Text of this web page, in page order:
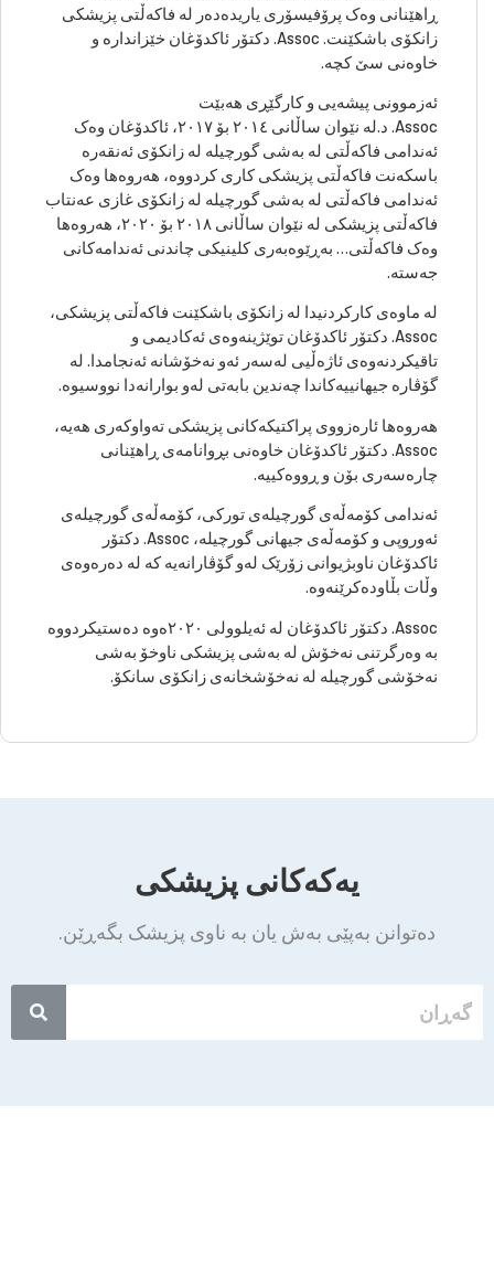
ڕاهێنانی وەک پرۆفیسۆری یاریدەدەر لە فاکەڵتی پزیشکی
زانکۆی باشکێنت. Assoc. دکتۆر ئاکدۆغان خێزاندارە و
خاوەنی سێ کچە.
ئەزموونی پیشەیی و کارگێڕی هەبێت
Assoc. د.لە نێوان ساڵانی ٢٠١٤ بۆ ٢٠١٧، ئاکدۆغان وەک
ئەندامی فاکەڵتی لە بەشی گورچیلە لە زانکۆی ئەنقەرە
باسکەنت فاکەڵتی پزیشکی کاری کردووە، هەروەها وەک
ئەندامی فاکەڵتی لە بەشی گورچیلە لە زانکۆی غازی عەنتاب
فاکەڵتی پزیشکی لە نێوان ساڵانی ٢٠١٨ بۆ ٢٠٢٠، هەروەها
وەک فاکەڵتی… بەڕێوەبەری کلینیکی چاندنی ئەندامەکانی
جەستە.
لە ماوەی کارکردنیدا لە زانکۆی باشکێنت فاکەڵتی پزیشکی،
Assoc. دکتۆر ئاکدۆغان توێژینەوەی ئەکادیمی و
تاقیکردنەوەی ئاژەڵیی لەسەر ئەو نەخۆشانە ئەنجامدا. لە
گۆڤارە جیهانییەکاندا چەندین بابەتی لەو بوارانەدا نووسیوە.
هەروەها ئارەزووی پراکتیکەکانی پزیشکی تەواوکەری هەیە،
Assoc. دکتۆر ئاکدۆغان خاوەنی بڕوانامەی ڕاهێنانی
چارەسەری بۆن و ڕووەکییە.
ئەندامی کۆمەڵەی گورچیلەی تورکی، کۆمەڵەی گورچیلەی
ئەوروپی و کۆمەڵەی جیهانی گورچیلە، Assoc. دکتۆر
ئاکدۆغان ناوبژیوانی زۆرێک لەو گۆڤارانەیە کە لە دەرەوەی
وڵات بڵاودەکرێنەوە.
Assoc. دکتۆر ئاکدۆغان لە ئەیلوولی ٢٠٢٠ەوە دەستیکردووە
بە وەرگرتنی نەخۆش لە بەشی پزیشکی ناوخۆ بەشی
نەخۆشی گورچیلە لە نەخۆشخانەی زانکۆی سانکۆ.
یەکەکانی پزیشکی
دەتوانن بەپێی بەش یان بە ناوی پزیشک بگەڕێن.